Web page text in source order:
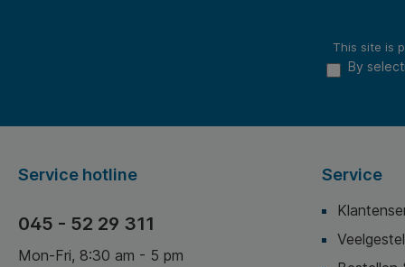
This site is
By
Service hotline
045 - 52 29 311
Mon-Fri, 8:30 am - 5 pm
Service